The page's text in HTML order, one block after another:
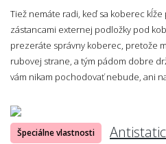
Tiež nemáte radi, keď sa koberec
zástancami externej podložky pod
prezeráte správny koberec, pretože
rubovej strane, a tým pádom dobre
vám nikam pochodovať nebude, ani
Špeciálne vlastnosti